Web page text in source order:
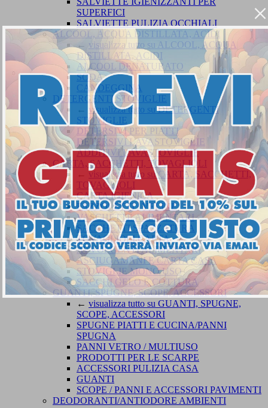
SUPERFICI
SALVIETTE PULIZIA OCCHIALI
ALCOOL, ACQUA DISTILLATA, ACIDI
← visualizza tutto su ALCOOL, ACQUA
DISTILLATA, ACIDI
ALCOOL DENATURATO
SODA
CANDEGGINA
DETERGENTI STOVIGLIE
← visualizza tutto su DETERGENTI
STOVIGLIE
DETERSIVI PER PIATTI
DETERSIVI LAVASTOVIGLIE
ADDITIVI LAVASTOVIGLIE
CARTA, SACCHETTI, TOVAGLIOLI
← visualizza tutto su CARTA, SACCHETTI,
TOVAGLIOLI
CARTA IGIENICA
FAZZOLETTI / VELINE
VASCHETTE ALIMENTARI
SACCHETTI SPAZZATURA
TOVAGLIOLI CARTA
AVVOLGENTI ALIMENTARI
ASCIUGAMANI E CARTA CASA
STOVIGLIE MONO USO
SACCHI GELO E COTTURA
GUANTI, SPUGNE, SCOPE, ACCESSORI
← visualizza tutto su GUANTI, SPUGNE,
SCOPE, ACCESSORI
SPUGNE PIATTI E CUCINA/PANNI
SPUGNA
PANNI VETRO / MULTIUSO
PRODOTTI PER LE SCARPE
ACCESSORI PULIZIA CASA
GUANTI
SCOPE / PANNI E ACCESSORI PAVIMENTI
DEODORANTI/ANTIODORE AMBIENTI
×